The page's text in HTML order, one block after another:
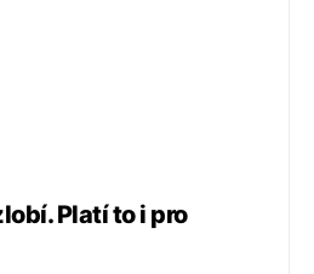
Platí to i pro